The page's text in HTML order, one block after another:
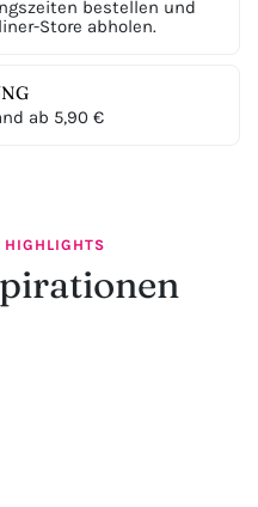
bestellen und
Store abholen.
ab 5,90 €